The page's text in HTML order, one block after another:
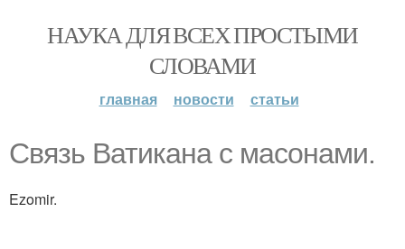
НАУКА ДЛЯ ВСЕХ ПРОСТЫМИ
СЛОВАМИ
главная новости статьи
Связь Ватикана с масонами.
Ezomir.